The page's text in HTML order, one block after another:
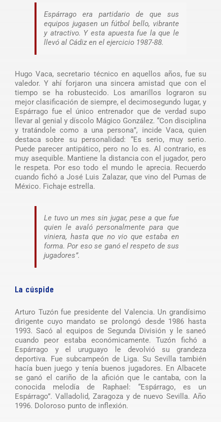
Espárrago era partidario de que sus
equipos jugasen un fútbol bello, vibrante
y atractivo. Y esta apuesta fue la que le
llevó al Cádiz en el ejercicio 1987-88.
Hugo Vaca, secretario técnico en aquellos años, fue su
valedor. Y ahí forjaron una sincera amistad que con el
tiempo se ha robustecido. Los amarillos lograron su
mejor clasificación de siempre, el decimosegundo lugar, y
Espárrago fue el único entrenador que de verdad supo
llevar al genial y díscolo Mágico González. “Con disciplina
y tratándole como a una persona”, incide Vaca, quien
destaca sobre su personalidad: “Es serio, muy serio.
Puede parecer antipático, pero no lo es. Al contrario, es
muy asequible. Mantiene la distancia con el jugador, pero
le respeta. Por eso todo el mundo le aprecia. Recuerdo
cuando fichó a José Luis Zalazar, que vino del Pumas de
México. Fichaje estrella.
Le tuvo un mes sin jugar, pese a que fue
quien le avaló personalmente para que
viniera, hasta que no vio que estaba en
forma. Por eso se ganó el respeto de sus
jugadores”.
La cúspide
Arturo Tuzón fue presidente del Valencia. Un grandísimo
dirigente cuyo mandato se prolongó desde 1986 hasta
1993. Sacó al equipos de Segunda División y le saneó
cuando peor estaba económicamente. Tuzón fichó a
Espárrago y el uruguayo le devolvió su grandeza
deportiva. Fue subcampeón de Liga. Su Sevilla también
hacía buen juego y tenía buenos jugadores. En Albacete
se ganó el cariño de la afición que le cantaba, con la
conocida melodía de Raphael: “Espárrago, es un
Espárrago”. Valladolid, Zaragoza y de nuevo Sevilla. Año
1996. Doloroso punto de inflexión.